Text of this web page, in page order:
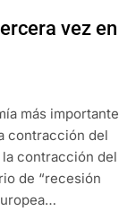
vez en
más importante
contracción del
la contracción del
de “recesión